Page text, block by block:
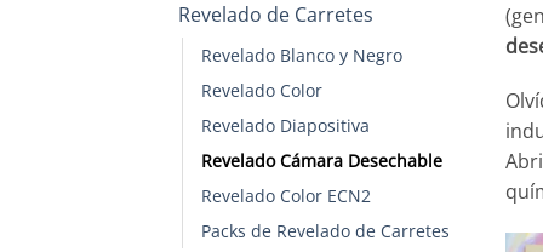
Revelado de Carretes
Revelado Blanco y Negro
Revelado Color
Revelado Diapositiva
Revelado Cámara Desechable
Revelado Color ECN2
Packs de Revelado de Carretes